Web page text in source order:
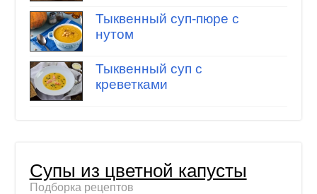
Тыквенный суп-пюре с
нутом
Тыквенный суп с
креветками
Супы из цветной капусты
Подборка рецептов